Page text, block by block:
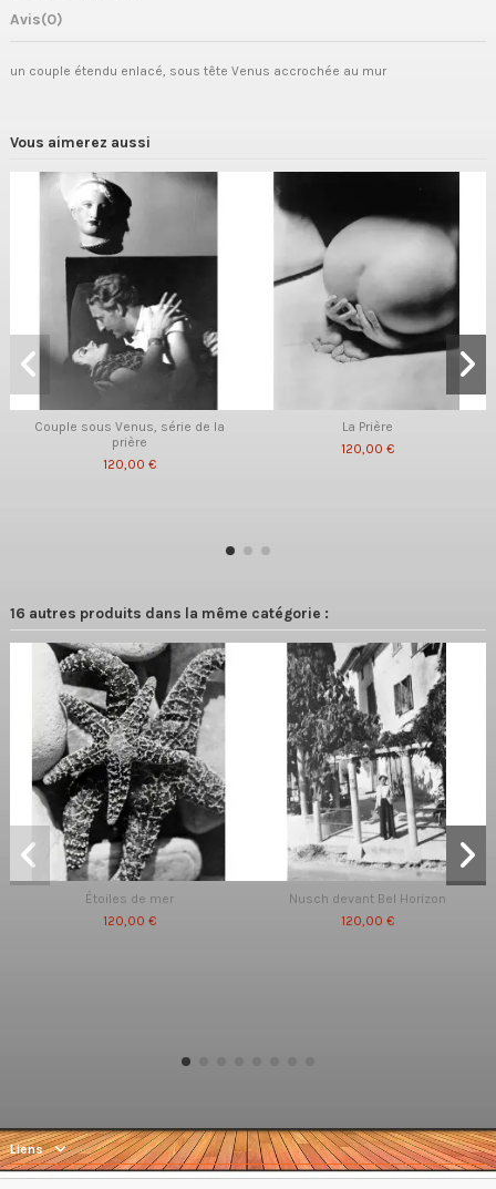
Avis(0)
un couple étendu enlacé, sous tête Venus accrochée au mur
Vous aimerez aussi
Couple sous Venus, série de la
prière
120,00 €
La Prière
120,00 €
16 autres produits dans la même catégorie :
Étoiles de mer
120,00 €
Nusch devant Bel Horizon
120,00 €
Liens